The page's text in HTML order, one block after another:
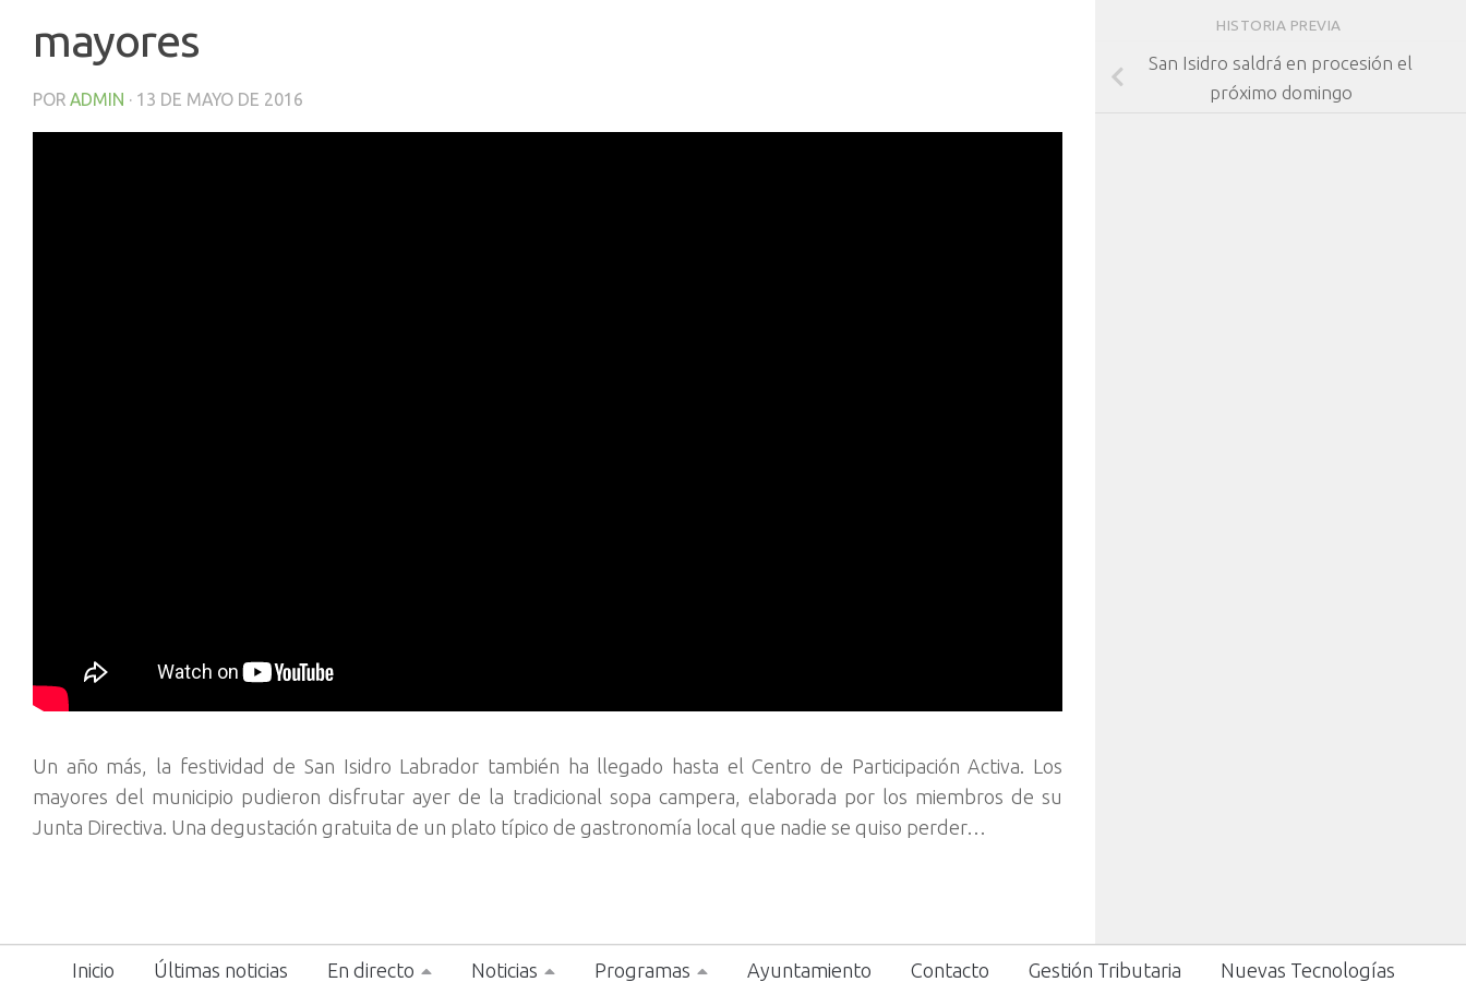
mayores
POR ADMIN · 13 DE MAYO DE 2016
Un año más, la festividad de San Isidro Labrador también ha llegado hasta el Centro de Participación Activa. Los
mayores del municipio pudieron disfrutar ayer de la tradicional sopa campera, elaborada por los miembros de su
Junta Directiva. Una degustación gratuita de un plato típico de gastronomía local que nadie se quiso perder…
HISTORIA PREVIA
San Isidro saldrá en procesión el
próximo domingo
Inicio Últimas noticias En directo Noticias Programas Ayuntamiento Contacto Gestión Tributaria Nuevas Tecnologías